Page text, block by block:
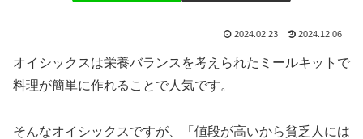
2024.02.23 2024.12.06
オイシックスは栄養バランスを考えられたミールキットで
料理が簡単に作れることで人気です。
そんなオイシックスですが、「値段が高いから貧乏人には